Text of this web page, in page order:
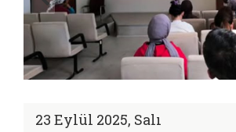
23 Eylül 2025, Salı